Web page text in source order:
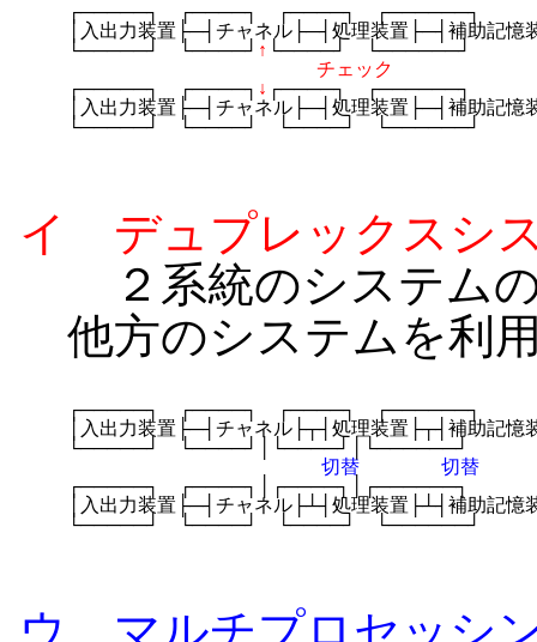
┌─────┐　┌────┐　┌────┐　┌──────┐
│入出力装置├─┤チャネル├─┤処理装置├─┤補助記憶
└─────┘　└────┘ ↑ └────┘　└──────┘
チェック
┌─────┐　┌────┐ ↓ ┌────┐　┌──────┐
│入出力装置├─┤チャネル├─┤処理装置├─┤補助記憶
└─────┘　└────┘　└────┘　└──────┘
イ デュプレックスシ
２系統のシステム
他方のシステムを利
┌─────┐　┌────┐　┌────┐　┌──────┐
│入出力装置├─┤チャネル├┬┤処理装置├┬┤補助記憶
└─────┘　└────┘│└────┘│└──────┘
切替
切替
┌─────┐　┌────┐│┌────┐│┌──────┐
│入出力装置├─┤チャネル├┴┤処理装置├┴┤補助記憶
└─────┘　└────┘　└────┘　└──────┘
ウ マルチプロセッシ